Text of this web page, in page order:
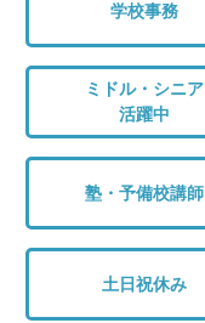
学校事務
ミドル・シニア
活躍中
塾・予備校講師
土日祝休み